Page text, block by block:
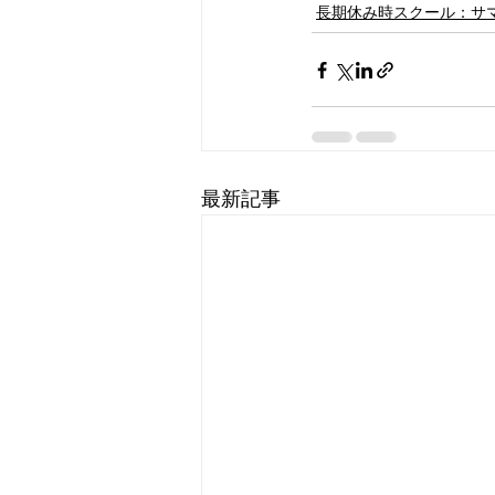
長期休み時スクール：サ
最新記事